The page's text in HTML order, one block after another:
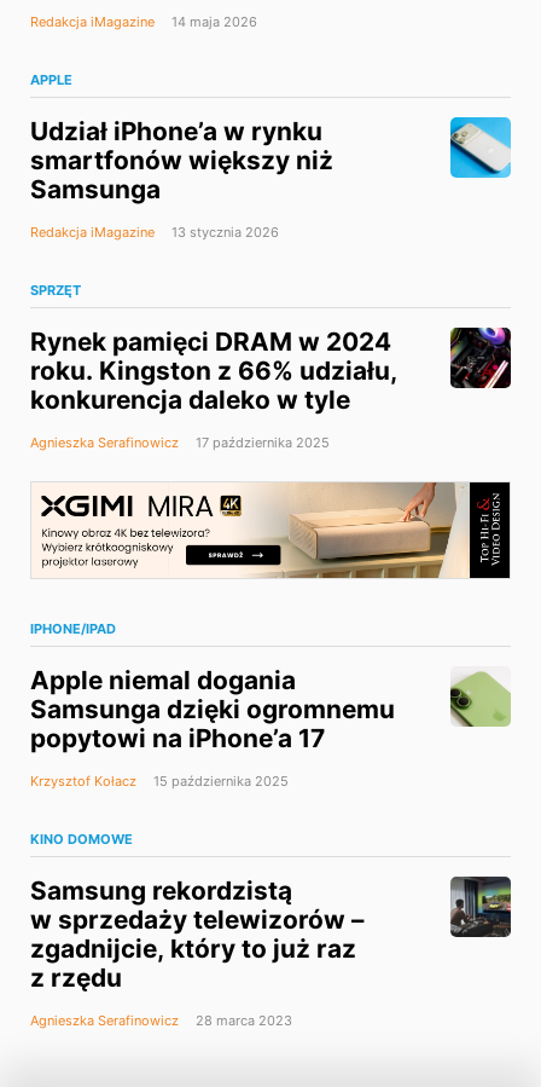
Redakcja iMagazine 14 maja 2026
APPLE
Udział iPhone’a w rynku
smartfonów większy niż
Samsunga
Redakcja iMagazine 13 stycznia 2026
SPRZĘT
Rynek pamięci DRAM w 2024
roku. Kingston z 66% udziału,
konkurencja daleko w tyle
Agnieszka Serafinowicz 17 października 2025
IPHONE/IPAD
Apple niemal dogania
Samsunga dzięki ogromnemu
popytowi na iPhone’a 17
Krzysztof Kołacz 15 października 2025
KINO DOMOWE
Samsung rekordzistą
w sprzedaży telewizorów –
zgadnijcie, który to już raz
z rzędu
Agnieszka Serafinowicz 28 marca 2023